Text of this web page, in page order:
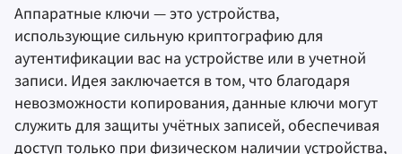
Аппаратные ключи — это устройства,
использующие сильную криптографию для
аутентификации вас на устройстве или в учетной
записи. Идея заключается в том, что благодаря
невозможности копирования, данные ключи могут
служить для защиты учётных записей, обеспечивая
доступ только при физическом наличии устройства,